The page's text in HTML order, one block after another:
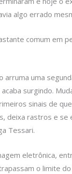
algo errado
comum em
arruma uma
surgindo.
sinais de
deixa rastros e
Tessari.
eletrônica,
o limite